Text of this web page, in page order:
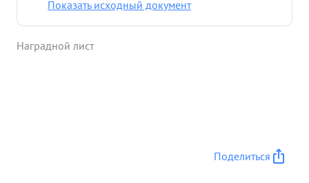
Днепропетро и Днепродзержинск и очищена от
ПРАВИТЕЛЬСТВЕННОЙ НАГРАДЫ ГЕРОЙ
Показать исходный документ
Наградной лист
Поделиться